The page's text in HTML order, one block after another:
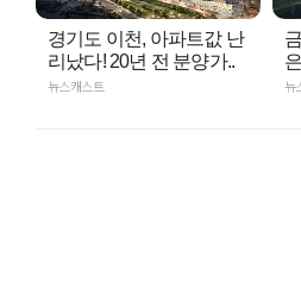
경기도 이천, 아파트값 난
리났다! 20년 전 분양가..
뉴스캐스트 뉴